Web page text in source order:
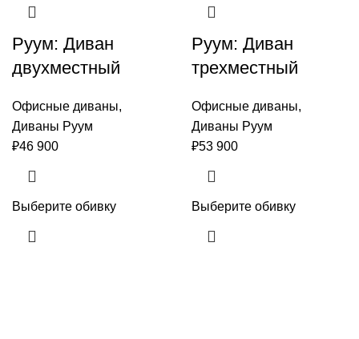
Руум: Диван
двухместный
Офисные диваны,
Диваны Руум
₽46 900
Выберите обивку
Руум: Диван
трехместный
Офисные диваны,
Диваны Руум
₽53 900
Выберите обивку